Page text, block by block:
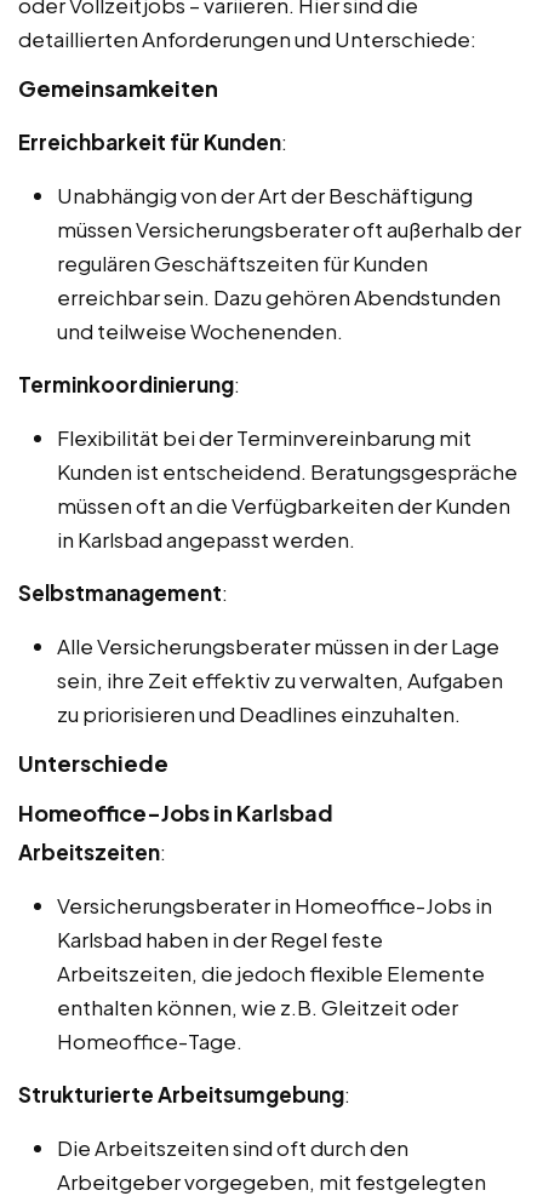
detaillierten Anforderungen und Unterschiede:
Gemeinsamkeiten
Erreichbarkeit für Kunden:
Unabhängig von der Art der Beschäftigung
müssen Versicherungsberater oft außerhalb der
regulären Geschäftszeiten für Kunden
erreichbar sein. Dazu gehören Abendstunden
und teilweise Wochenenden.
Terminkoordinierung:
Flexibilität bei der Terminvereinbarung mit
Kunden ist entscheidend. Beratungsgespräche
müssen oft an die Verfügbarkeiten der Kunden
in Karlsbad angepasst werden.
Selbstmanagement:
Alle Versicherungsberater müssen in der Lage
sein, ihre Zeit effektiv zu verwalten, Aufgaben
zu priorisieren und Deadlines einzuhalten.
Unterschiede
Homeoffice-Jobs in Karlsbad
Arbeitszeiten:
Versicherungsberater in Homeoffice-Jobs in
Karlsbad haben in der Regel feste
Arbeitszeiten, die jedoch flexible Elemente
enthalten können, wie z.B. Gleitzeit oder
Homeoffice-Tage.
Strukturierte Arbeitsumgebung:
Die Arbeitszeiten sind oft durch den
Arbeitgeber vorgegeben, mit festgelegten